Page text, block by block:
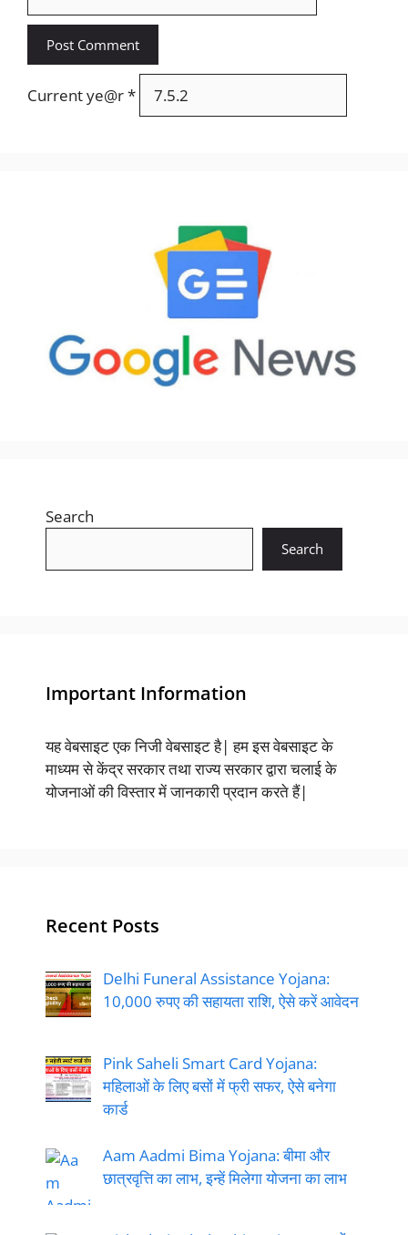
Current ye@r*
Search
Search
Important Information
यह वेबसाइट एक निजी वेबसाइट है| हम इस वेबसाइट के
माध्यम से केंद्र सरकार तथा राज्य सरकार द्वारा चलाई के
योजनाओं की विस्तार में जानकारी प्रदान करते हैं|
Recent Posts
Delhi Funeral Assistance Yojana:
10,000 रुपए की सहायता राशि, ऐसे करें आवेदन
Pink Saheli Smart Card Yojana:
महिलाओं के लिए बसों में फ्री सफर, ऐसे बनेगा
कार्ड
Aam Aadmi Bima Yojana: बीमा और
छात्रवृत्ति का लाभ, इन्हें मिलेगा योजना का लाभ